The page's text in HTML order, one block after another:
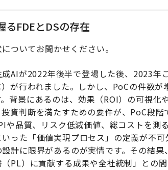
るFDEとDSの存在
ついてお聞かせください。
成AIが2022年後半で登場した後、2023年
が行われました。しかし、PoCの件数が
背景にあるのは、効果（ROI）の可視化
資判断を満たすための要件が、PoC段
や品質、リスク低減価値、総コストを測
った「価値実現プロセス」の定義が不可
計に限界があるのが実情です。その結果
PL）に貢献する成果や全社統制」との